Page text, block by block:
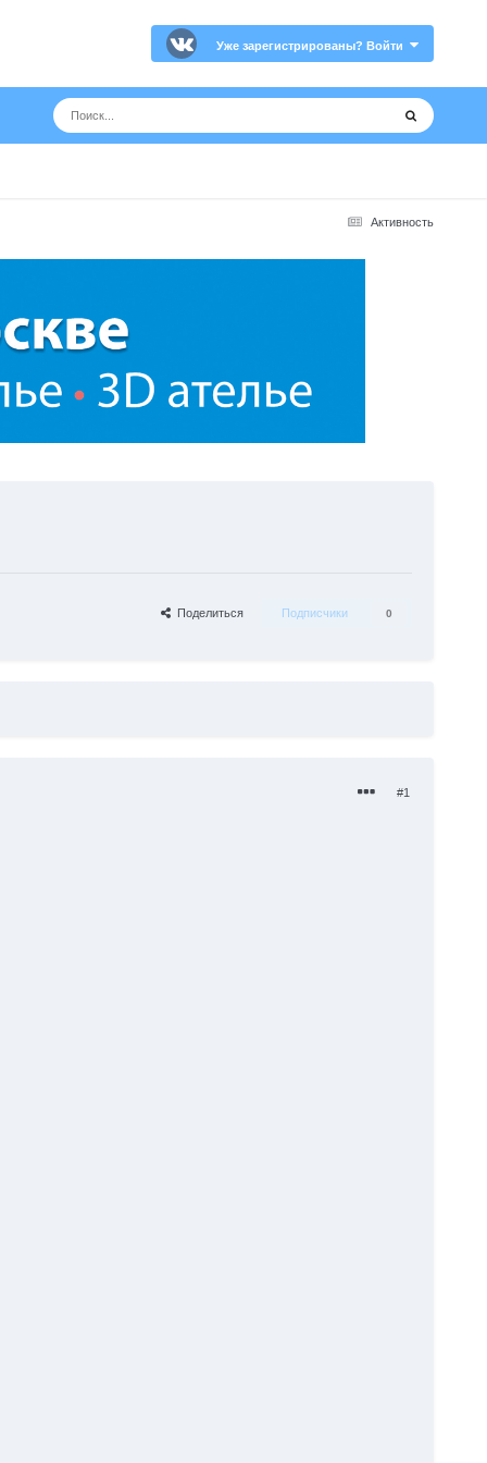
Уже зарегистрированы? Войти
Активность
Поделиться Подписчики 0
#1